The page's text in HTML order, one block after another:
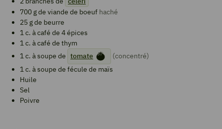
700 g de viande de boeuf haché
25 g de beurre
1c. à café de 4 épices
1c. à café de thym
1c. à soupe de tomate
(concentré)
1c. à soupe de fécule de maïs
Huile
Sel
Poivre